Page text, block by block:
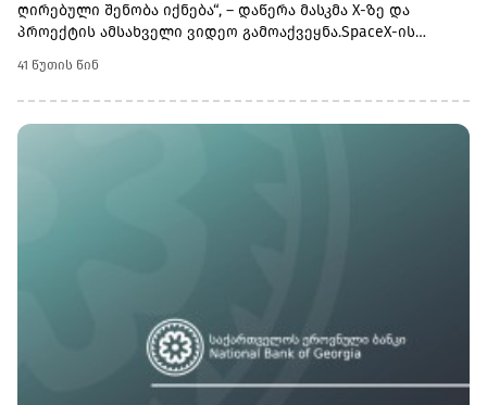
ღირებული შენობა იქნება“, – დაწერა მასკმა X-ზე და
პროექტის ამსახველი ვიდეო გამოაქვეყნა.SpaceX-ის
ქარხნის ფართობი დაახლოებით 9.3 მილიონ კვადრატულ
მეტრს შეადგენს, რაც Terafab-ს მსოფლიოში ჩიპების
წარმოების უდიდეს ქარხანად აქცევს.კომპანიის
41 წუთის წინ